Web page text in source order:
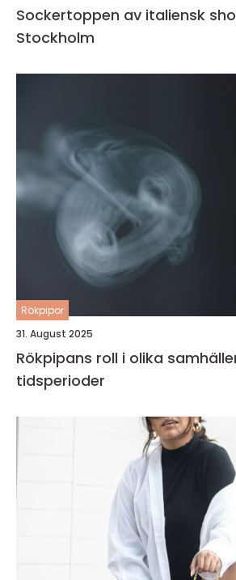
Sockertoppen av italiensk
Stockholm
Rökpipor
31. August 2025
Rökpipans roll i olika
tidsperioder